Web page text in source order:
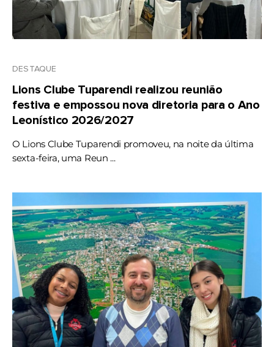
DESTAQUE
Lions Clube Tuparendi realizou reunião
festiva e empossou nova diretoria para o Ano
Leonístico 2026/2027
O Lions Clube Tuparendi promoveu, na noite da última
sexta-feira, uma Reun ...